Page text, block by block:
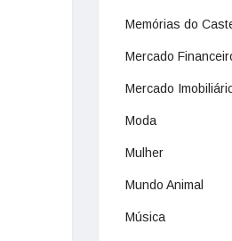
Memórias do
Mercado
Mercado
Moda
Mulher
Mundo Animal
Música